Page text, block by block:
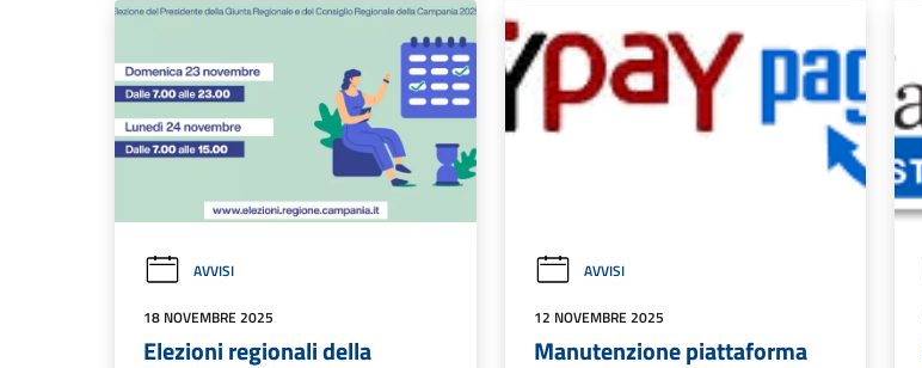
AVVISI
18 NOVEMBRE 2025
Elezioni regionali della
AVVISI
12 NOVEMBRE 2025
Manutenzione piattaforma